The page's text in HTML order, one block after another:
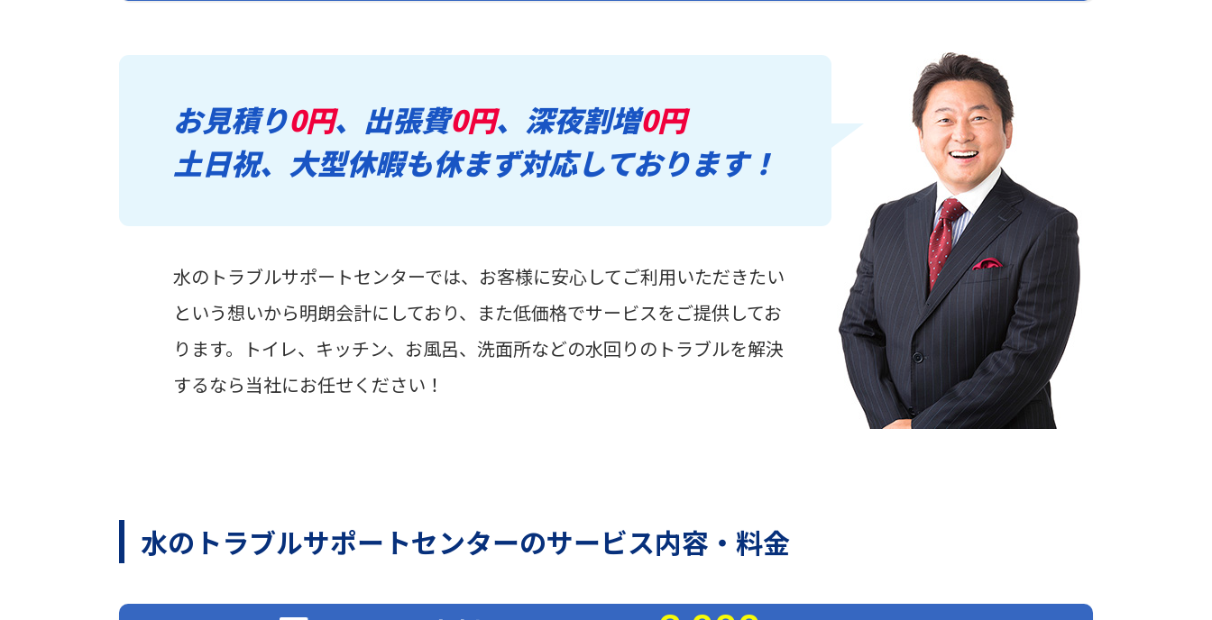
お見積り0円、出張費0円、深夜割増0円
土日祝、大型休暇も休まず対応しております！
水のトラブルサポートセンターでは、お客様に安心してご利用いただきたい
という想いから明朗会計にしており、また低価格でサービスをご提供してお
ります。トイレ、キッチン、お風呂、洗面所などの水回りのトラブルを解決
するなら当社にお任せください！
水のトラブルサポートセンターのサービス内容・料金